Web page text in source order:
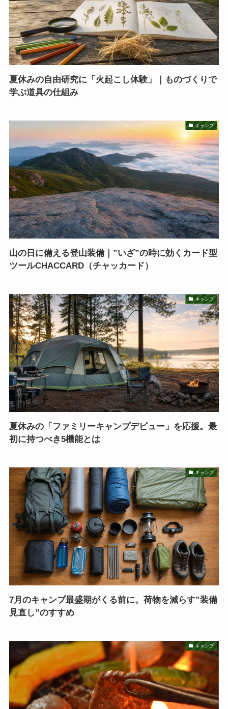
夏休みの自由研究に「火起こし体験」｜ものづくりで
学ぶ道具の仕組み
キャンプ
山の日に備える登山装備｜”いざ”の時に効くカード型
ツールCHACCARD（チャッカード）
キャンプ
夏休みの「ファミリーキャンプデビュー」を応援。最
初に持つべき5機能とは
キャンプ
7月のキャンプ最盛期がくる前に。荷物を減らす”装備
見直し”のすすめ
キャンプ